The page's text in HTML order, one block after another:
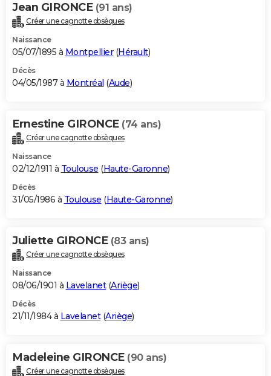
Jean GIRONCE (91 ans)
Créer une cagnotte obsèques
Naissance
05/07/1895 à Montpellier(Hérault)
Décès
04/05/1987 à Montréal (Aude)
Ernestine GIRONCE (74 ans)
Créer une cagnotte obsèques
Naissance
02/12/1911 à Toulouse (Haute-Garonne)
Décès
31/05/1986 à Toulouse (Haute-Garonne)
Juliette GIRONCE (83 ans)
Créer une cagnotte obsèques
Naissance
08/06/1901 à Lavelanet(Ariège)
Décès
21/11/1984 à Lavelanet(Ariège)
Madeleine GIRONCE (90 ans)
Créer une cagnotte obsèques